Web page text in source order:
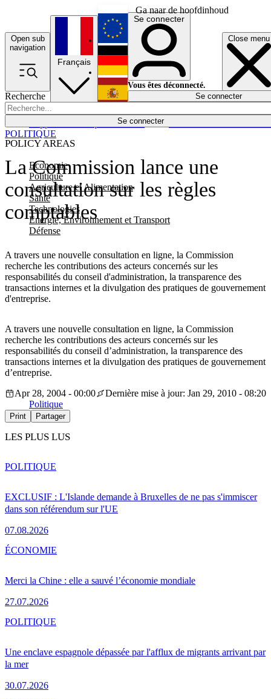
Ga naar de hoofdinhoud
Open sub
navigation
Close menu
Recherche
Se connecter
POLICY AREAS
Economie
Politique
Agriculture et Alimentation
Santé
Technologies
Energie, Environnement et Transport
Défense
Économie
Français
English
Deutsch
Español
Se connecter
Vous êtes déconnecté.
Se connecter
La Commission lance une
consultation sur les règles
comptables
A travers une nouvelle consultation en ligne, la Commission
recherche les contributions des acteurs concernés sur les
responsabilités du conseil d'administration, la transparence des
transactions internes et la divulgation des pratiques de gouvernement
d'entreprise.
POLITIQUE
A travers une nouvelle consultation en ligne, la Commission
recherche les contributions des acteurs concernés sur les
responsabilités du conseil d’administration, la transparence des
transactions internes et la divulgation des pratiques de gouvernement
d’entreprise.
Apr 28, 2004 - 00:00
Dernière mise à jour: Jan 29, 2010 - 08:20
Politique
Print Partager
LES PLUS LUS
EXCLUSIF : L'Islande demande à Bruxelles de ne pas s'immiscer
dans son référendum sur l'UE
07.08.2026
POLITIQUE
Merci la Chine : elle a sauvé l’économie mondiale
27.07.2026
ÉCONOMIE
Une enclave espagnole dépassée par l'afflux de migrants arrivant par
la mer
30.07.2026
POLITIQUE